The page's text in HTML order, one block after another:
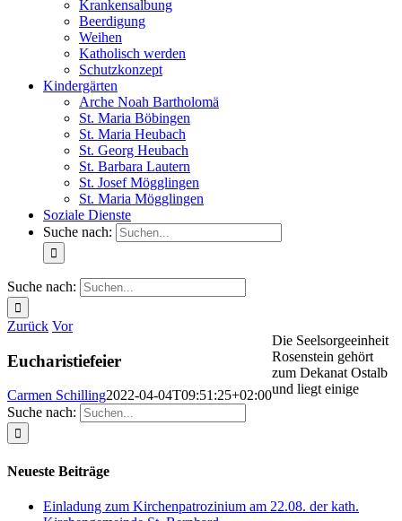
Krankensalbung
Beerdigung
Weihen
Katholisch werden
Schutzkonzept
Kindergärten
Arche Noah Bartholomä
St. Maria Böbingen
St. Maria Heubach
St. Georg Heubach
St. Barbara Lautern
St. Josef Mögglingen
St. Maria Mögglingen
Soziale Dienste
Suche nach:
Suche nach:
Zurück Vor
Eucharistiefeier
Carmen Schilling2022-04-04T09:51:25+02:00
Suche nach:
Neueste Beiträge
Einladung zum Kirchenpatrozinium am 22.08. der kath.
Die Seelsorgeeinheit
Rosenstein gehört
zum Dekanat Ostalb
und liegt einige